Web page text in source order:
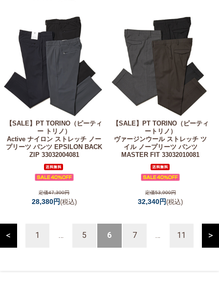
【SALE】
PT TORINO（ピーティ
ー トリノ）
Active ナイロン ストレッチ ノー
プリーツ パンツ EPSILON BACK
ZIP 33032004081
定価47,300円
28,380円(税込)
【SALE】
PT TORINO（ピーティ
ートリノ）
ヴァージンウール ストレッチ ツ
イル ノープリーツ パンツ
MASTER FIT 33032010081
定価53,900円
32,340円(税込)
< >
1 … 5 6 7 … 11